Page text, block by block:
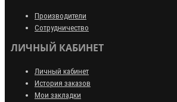
Производители
Сотрудничество
ЛИЧНЫЙ КАБИНЕТ
Личный кабинет
История заказов
Мои закладки